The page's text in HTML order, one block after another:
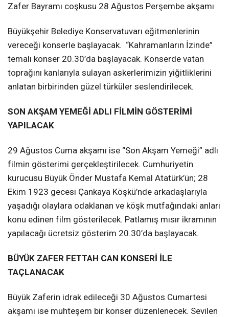
Zafer Bayramı coşkusu 28 Ağustos Perşembe akşamı
Büyükşehir Belediye Konservatuvarı eğitmenlerinin
vereceği konserle başlayacak. “Kahramanların İzinde”
temalı konser 20.30’da başlayacak. Konserde vatan
toprağını kanlarıyla sulayan askerlerimizin yiğitliklerini
anlatan birbirinden güzel türküler seslendirilecek.
SON AKŞAM YEMEĞİ ADLI FİLMİN GÖSTERİMİ
YAPILACAK
29 Ağustos Cuma akşamı ise “Son Akşam Yemeği” adlı
filmin gösterimi gerçekleştirilecek. Cumhuriyetin
kurucusu Büyük Önder Mustafa Kemal Atatürk’ün; 28
Ekim 1923 gecesi Çankaya Köşkü’nde arkadaşlarıyla
yaşadığı olaylara odaklanan ve köşk mutfağındaki anları
konu edinen film gösterilecek. Patlamış mısır ikramının
yapılacağı ücretsiz gösterim 20.30’da başlayacak.
BÜYÜK ZAFER FETTAH CAN KONSERİ İLE
TAÇLANACAK
Büyük Zaferin idrak edileceği 30 Ağustos Cumartesi
akşamı ise muhteşem bir konser düzenlenecek. Sevilen